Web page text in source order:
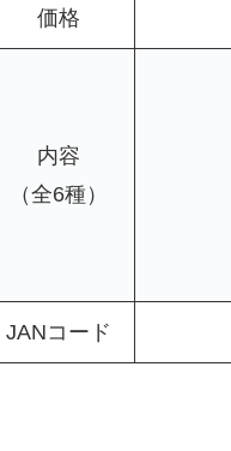
価格
内容
（全6種）
JANコード